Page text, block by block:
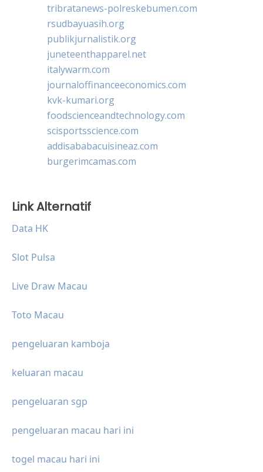
tribratanews-polreskebumen.com
rsudbayuasih.org
publikjurnalistik.org
juneteenthapparel.net
italywarm.com
journaloffinanceeconomics.com
kvk-kumari.org
foodscienceandtechnology.com
scisportsscience.com
addisababacuisineaz.com
burgerimcamas.com
Link Alternatif
Data HK
Slot Pulsa
Live Draw Macau
Toto Macau
pengeluaran kamboja
keluaran macau
pengeluaran sgp
pengeluaran macau hari ini
togel macau hari ini